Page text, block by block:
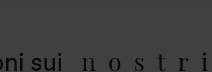
sui